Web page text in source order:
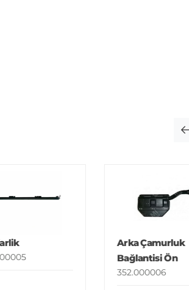
Arka Çamurluk
Bağlantisi Ön
352.000006